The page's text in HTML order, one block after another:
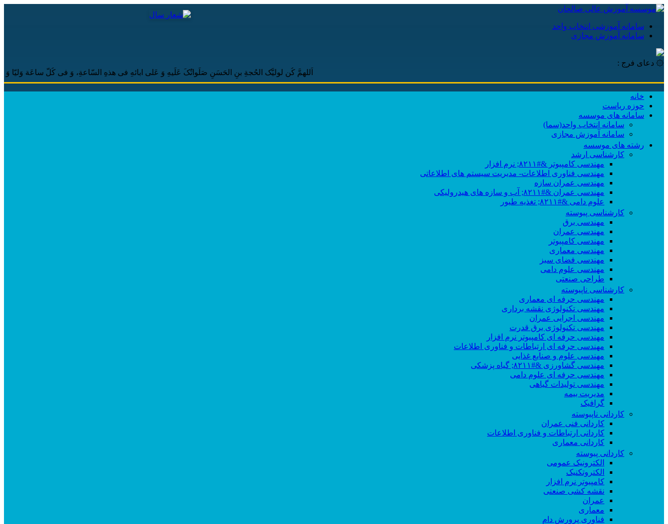
سامانه آموزشی انتخاب واحد
سامانه آموزش مجازی
۞ دعای فرج :
اَللهمَّ کُن لولیَّک الحُجةِ بنِ الحَسَنِ صَلَواتُکَ عَلَیهِ وَ عَلی ابائهِ فی هذهِ السّاعةِ، وَ فی کُلّ ساعَة وَلیّا وَ حافظاً
خانه
حوزه ریاست
سامانه های موسسه
سامانه انتخاب واحد(سما)
سامانه آموزش مجازی
رشته های موسسه
کارشناسی ارشد
مهندسی کامپیوتر &#۸۲۱۱; نرم افزار
مهندسی فناوری اطلاعات- مدیریت سیستم های اطلاعاتی
مهندسی عمران سازه
مهندسی عمران &#۸۲۱۱; آب و سازه های هیدرولیکی
علوم دامی &#۸۲۱۱; تغذیه طیور
کارشناسی پیوسته
مهندسی برق
مهندسی عمران
مهندسی کامپیوتر
مهندسی معماری
مهندسی فضای سبز
مهندسی علوم دامی
طراحی صنعتی
کارشناسی ناپیوسته
مهندسی حرفه ای معماری
مهندسی تکنولوژی نقشه برداری
مهندسی اجرایی عمران
مهندسی تکنولوژی برق قدرت
مهندسی حرفه ای کامپیوتر نرم افزار
مهندسی حرفه ای ارتباطات و فناوری اطلاعات
مهندسی علوم و صنایع غذایی
مهندسی گشاورزی &#۸۲۱۱; گیاه پزشکی
مهندسی حرفه ای علوم دامی
مهندسی تولیدات گیاهی
مدیریت بیمه
گرافیک
کاردانی ناپیوسته
کاردانی فنی عمران
کاردانی ارتباطات و فناوری اطلاعات
کاردانی معماری
کاردانی پیوسته
الکترونیک عمومی
الکتروتکنیک
کامپیوتر نرم افزار
نقشه کشی صنعتی
عمران
معماری
فناوری پرورش دام